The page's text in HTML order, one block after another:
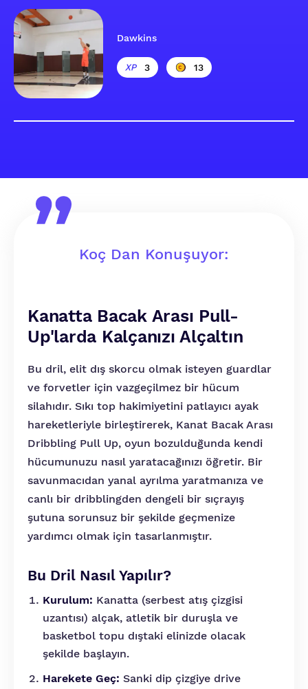
Dawkins
3 13
Koç Dan Konuşuyor:
Kanatta Bacak Arası Pull-
Up'larda Kalçanızı Alçaltın
Bu dril, elit dış skorcu olmak isteyen guardlar
ve forvetler için vazgeçilmez bir hücum
silahıdır. Sıkı top hakimiyetini patlayıcı ayak
hareketleriyle birleştirerek, Kanat Bacak Arası
Dribbling Pull Up, oyun bozulduğunda kendi
hücumunuzu nasıl yaratacağınızı öğretir. Bir
savunmacıdan yanal ayrılma yaratmanıza ve
canlı bir dribblingden dengeli bir sıçrayış
şutuna sorunsuz bir şekilde geçmenize
yardımcı olmak için tasarlanmıştır.
Bu Dril Nasıl Yapılır?
Kurulum: Kanatta (serbest atış çizgisi
uzantısı) alçak, atletik bir duruşla ve
basketbol topu dıştaki elinizde olacak
şekilde başlayın.
Harekete Geç: Sanki dip çizgiye drive